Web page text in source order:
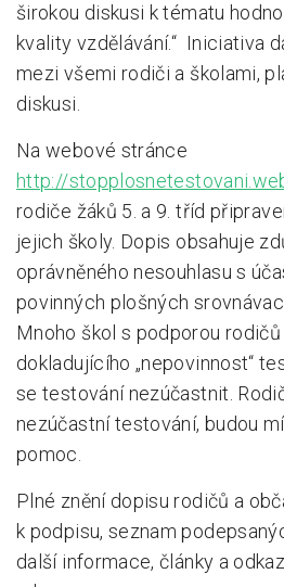
širokou diskusi k tématu
kvality vzdělávání.“ Iniciativa
mezi všemi rodiči a školami,
diskusi.
Na webové stránce
http://
rodiče žáků 5. a 9. tříd
jejich školy. Dopis obsahuje
oprávněného nesouhlasu s
povinných plošných
Mnoho škol s podporou
dokladujícího „nepovinnost“
se testování nezúčastnit.
nezúčastní testování, budou
pomoc.
Plné znění dopisu rodičů a
k podpisu, seznam
další informace, články a